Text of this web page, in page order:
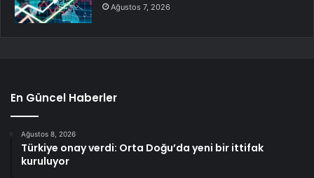
Ağustos 7, 2026
En Güncel Haberler
Ağustos 8, 2026
Türkiye onay verdi: Orta Doğu’da yeni bir ittifak
kuruluyor